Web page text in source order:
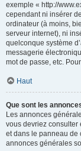
exemple « http://
cependant ni insérer
ordinateur (à moins,
serveur internet), ni
quelconque système
messagerie
mot de passe, etc.
Haut
Que sont les
Les annonces
vous devriez consulter
et dans le panneau de
annonces générales